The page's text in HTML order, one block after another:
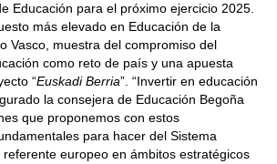
Educación para el próximo ejercicio 2025.
más elevado en Educación de la
Vasco, muestra del compromiso del
como reto de país y una apuesta
“Euskadi Berria”. “Invertir en educación
la consejera de Educación Begoña
que proponemos con estos
para hacer del Sistema
referente europeo en ámbitos estratégicos